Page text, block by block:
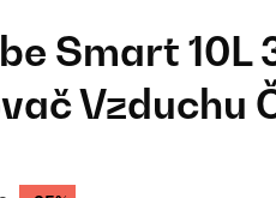
Smart 10L
Vzduchu